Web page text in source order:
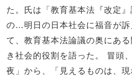
た。氏は「教育基本法『改定
の…明日の日本社会に福音が
て、教育基本法論議の奥にあ
き社会的役割を語った。 冒頭
夜」から、「見えるものは、